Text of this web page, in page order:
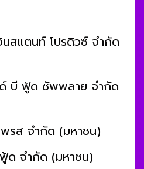
สแตนท์ โปรดิวซ์ จำกัด
บี ฟู้ด ซัพพลาย จำกัด
รส จำกัด (มหาชน)
ด จำกัด (มหาชน)